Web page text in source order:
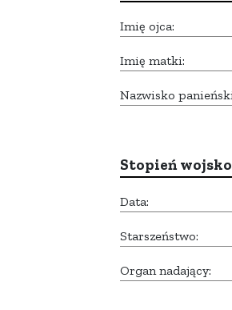
Imię ojca:
Imię matki:
Nazwisko
Stopień
Data:
Starszeństwo:
Organ nadający: